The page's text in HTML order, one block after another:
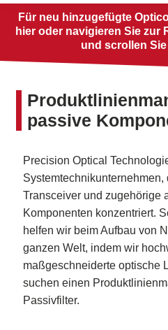
Für neu hinzugefügte
hier oder navigieren Sie zur
und scrollen
passive
Precision Optical
Transceiver und zugehörige
Komponenten konzentriert.
helfen wir beim Aufbau von
ganzen Welt, indem wir
maßgeschneiderte optische
suchen einen
Passivfilter.